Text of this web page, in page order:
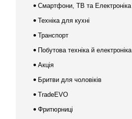
Смартфони, ТВ та Електроніка
Техніка для кухні
Транспорт
Побутова техніка й електроніка
Акція
Бритви для чоловіків
TradeEVO
Фритюрниці